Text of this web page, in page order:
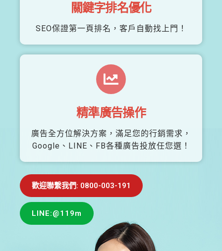
關鍵字排名優化
SEO保證第一頁排名，客戶自動找上門！
精準廣告操作
廣告全方位解決方案，滿足您的行銷需求，
Google、LINE、FB各種廣告投放任您選！
歡迎聯繫我們: 0800-003-191
LINE:@119m